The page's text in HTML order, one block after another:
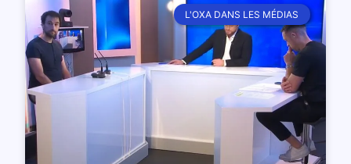
L'OXA DANS LES MÉDIAS